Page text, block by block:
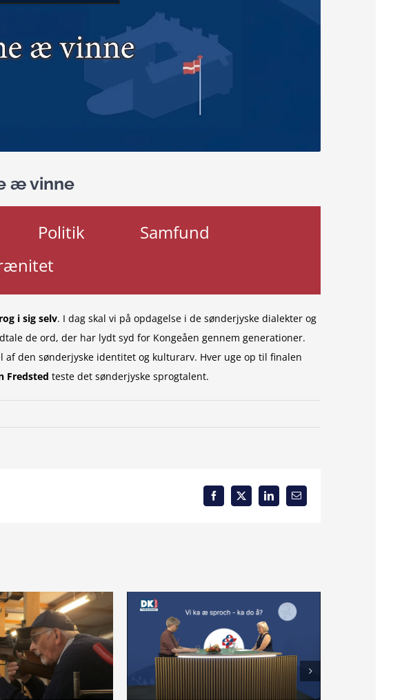
æ vinne
Politik
Samfund
i sig selv. I dag skal vi på opdagelse i de sønderjyske dialekter og
de ord, der har lydt syd for Kongeåen gennem generationer.
den sønderjyske identitet og kulturarv. Hver uge op til finalen
Fredsted teste det sønderjyske sprogtalent.
Facebook
X LinkedInEmail